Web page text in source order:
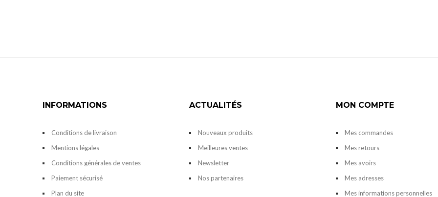
INFORMATIONS
Conditions de livraison
Mentions légales
Conditions générales de ventes
Paiement sécurisé
Plan du site
ACTUALITÉS
Nouveaux produits
Meilleures ventes
Newsletter
Nos partenaires
MON COMPTE
Mes commandes
Mes retours
Mes avoirs
Mes adresses
Mes informations personnelles